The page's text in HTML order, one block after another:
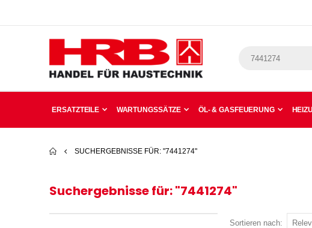
ERSATZTEILE WARTUNGSSÄTZE ÖL- & GASFEUERUNG
SUCHERGEBNISSE FÜR: "7441274"
Suchergebnisse für: "7441274"
Sortieren nach